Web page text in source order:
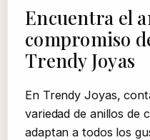
Encuentra el
compromiso
Trendy Joyas
En Trendy Joyas,
variedad de anillos de
adaptan a todos los